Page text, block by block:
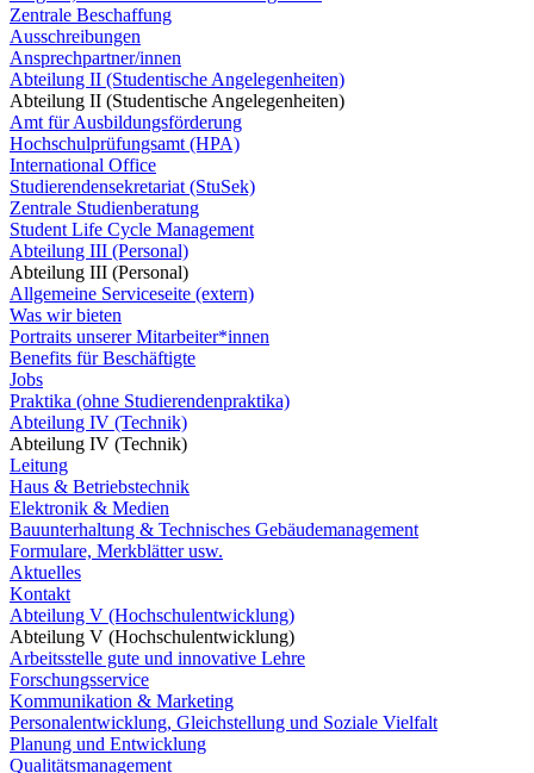
Zentrale Beschaffung
Ausschreibungen
Ansprechpartner/innen
Abteilung II (Studentische Angelegenheiten)
Abteilung II (Studentische Angelegenheiten)
Amt für Ausbildungsförderung
Hochschulprüfungsamt (HPA)
International Office
Studierendensekretariat (StuSek)
Zentrale Studienberatung
Student Life Cycle Management
Abteilung III (Personal)
Abteilung III (Personal)
Allgemeine Serviceseite (extern)
Was wir bieten
Portraits unserer Mitarbeiter*innen
Benefits für Beschäftigte
Jobs
Praktika (ohne Studierendenpraktika)
Abteilung IV (Technik)
Abteilung IV (Technik)
Leitung
Haus & Betriebstechnik
Elektronik & Medien
Bauunterhaltung & Technisches Gebäudemanagement
Formulare, Merkblätter usw.
Aktuelles
Kontakt
Abteilung V (Hochschulentwicklung)
Abteilung V (Hochschulentwicklung)
Arbeitsstelle gute und innovative Lehre
Forschungsservice
Kommunikation & Marketing
Personalentwicklung, Gleichstellung und Soziale Vielfalt
Planung und Entwicklung
Qualitätsmanagement